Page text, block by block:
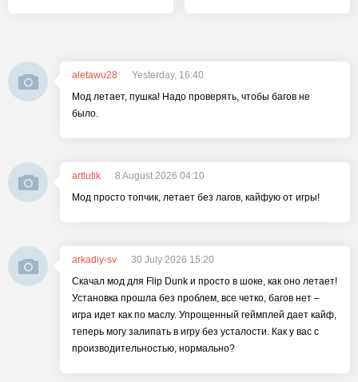
aletawu28
Yesterday, 16:40
Мод летает, пушка! Надо проверять, чтобы багов не
было.
artlutik
8 August 2026 04:10
Мод просто топчик, летает без лагов, кайфую от игры!
arkadiy-sv
30 July 2026 15:20
Скачал мод для Flip Dunk и просто в шоке, как оно летает!
Установка прошла без проблем, все четко, багов нет –
игра идет как по маслу. Упрощенный геймплей дает кайф,
теперь могу залипать в игру без усталости. Как у вас с
производительностью, нормально?